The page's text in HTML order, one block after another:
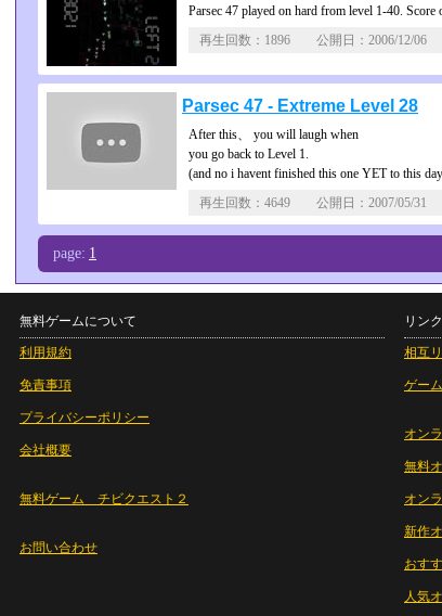
Parsec 47 played on hard from level 1-40.
再生回数：1896 公開日：2006/12/
Parsec 47 - Extreme Level 28
After this、 you will laugh when
you go back to Level 1.
(and no i havent finished this one YET to this
再生回数：4649 公開日：2007/05/
page: 1
無料ゲームについて
利用規約
免責事項
プライバシーポリシー
会社概要
無料ゲーム チビクエスト２
お問い合わせ
リン
相互
ゲー
オン
無料
オン
新作
おす
人気